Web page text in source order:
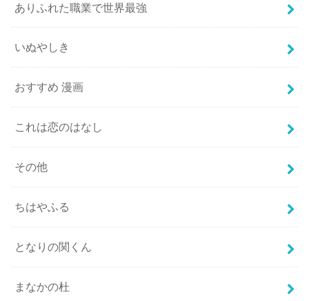
ありふれた職業で世界最強
いぬやしき
おすすめ 漫画
これは恋のはなし
その他
ちはやふる
となりの関くん
まなかの杜